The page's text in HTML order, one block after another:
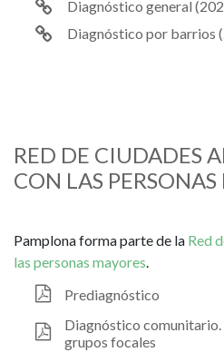
Diagnóstico general
Diagnóstico por barrios
RED DE CIUDADES
CON LAS PERSONAS
Pamplona forma parte de la Red
las personas mayores
Prediagnóstico
Diagnóstico comunitario.
grupos focales